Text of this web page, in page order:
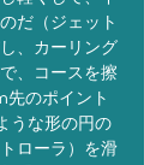
だ（ジェット
、カーリング
、コースを擦
先のポイント
うな形の円の
ローラ）を滑